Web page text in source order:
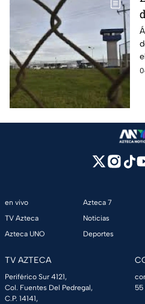
en vivo
TV Azteca
Azteca UNO
Azteca 7
Noticias
Deportes
TV AZTECA
Periférico Sur 4121,
Col. Fuentes Del Pedregal,
C.P. 14141,
55